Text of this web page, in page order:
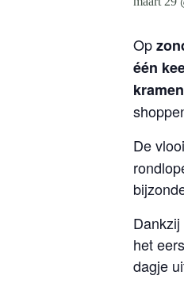
Op
één
kramen
De
het
dagje